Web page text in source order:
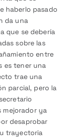
haberlo pasado
da una
que se debería
sobre las
entre
es tener una
trae una
parcial, pero la
ya
desaprobar
trayectoria